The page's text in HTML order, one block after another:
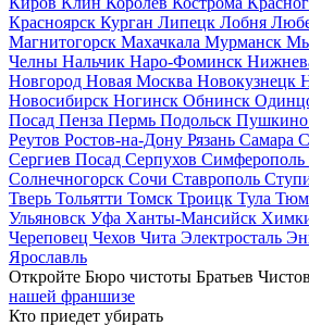
Красноярск Курган Липецк Лобня
Магнитогорск Махачкала Мурманск
Челны Нальчик Наро-Фоминск
Новгород Новая Москва Новокузнецк
Новосибирск Ногинск Обнинск
Посад Пенза Пермь Подольск Пушкино
Реутов Ростов-на-Дону Рязань Самара
Сергиев Посад Серпухов Симферополь
Солнечногорск Сочи Ставрополь
Тверь Тольятти Томск Троицк Тула
Ульяновск Уфа Ханты-Мансийск
Череповец Чехов Чита Электросталь
Ярославль
Откройте Бюро чистоты Братьев
нашей франшизе
Кто приедет убирать